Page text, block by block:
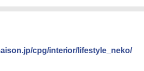
地球の歩き方 イタリア 2026～2027 地
500002(88859)
cpg/interior/lifestyle_neko/